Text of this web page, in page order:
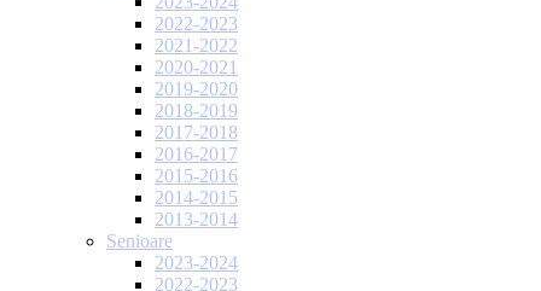
2022-2023
2021-2022
2020-2021
2019-2020
2018-2019
2017-2018
2016-2017
2015-2016
2014-2015
2013-2014
Senioare
2023-2024
2022-2023